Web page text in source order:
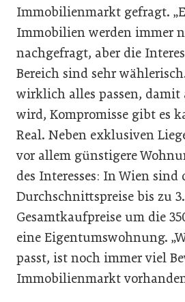
Immobilienmarkt gefragt.
Immobilien werden immer
nachgefragt, aber die
Bereich sind sehr
wirklich alles passen, damit
wird, Kompromisse gibt es
Real. Neben exklusiven
vor allem günstigere
des Interesses: In Wien sind
Durchschnittspreise bis zu
Gesamtkaufpreise um die
eine Eigentumswohnung.
passt, ist noch immer viel
Immobilienmarkt